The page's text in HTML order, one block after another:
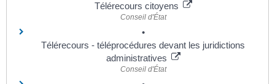
Télérecours citoyens
Conseil d'État
Télérecours - téléprocédures devant les juridictions
administratives
Conseil d'État